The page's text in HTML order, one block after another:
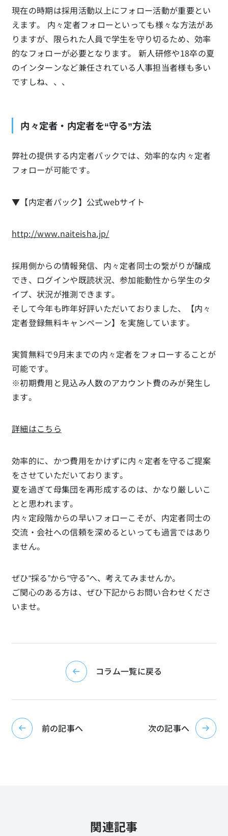
現在の時期は採用活動以上にフォロー活動が重要とい
えます。 内々定者フォローといっても様々な方法があ
りますが、限られた人員で学生を守り切るため、効率
的なフォローが必要となります。 新人研修や18卒の夏
のインターンなど兼任されている人事担当者様も多い
ですしね、、、
内々定者・内定者を“守る”方法
弊社の提供する内定者パックでは、効率的な内々定者
フォローが可能です。
▼【内定者パック】公式webサイト
http://www.naiteisha.jp/
採用側からの情報発信、内々定者同士の繋がりが醸成
でき、ログインや既読状況、参加能動性から学生のタ
イプ、状況が推測できます。
そして今年も昨年好評いただいておりました、【内々
定者登録無料キャンペーン】を実施しています。
実質無料で9月末までの内々定者をフォローすることが
可能です。
※初期費用と見込み人数のアカウント費のみが発生し
ます。
詳細はこちら
効率的に、かつ費用をかけずに内々定者を守るご提案
をさせていただいております。
夏を過ぎて母集団を再形成するのは、かなり厳しいこ
とと思われます。
内々定段階からの早いフォローこそが、内定者同士の
交流・会社への信頼を深めるといっても過言ではあり
ません。
ぜひ“採る”から“守る”へ、考えてみませんか。
ご関心のある方は、ぜひ下記からお問い合わせくださ
いませ。
コラム一覧に戻る
前の記事へ 次の記事へ
関連記事